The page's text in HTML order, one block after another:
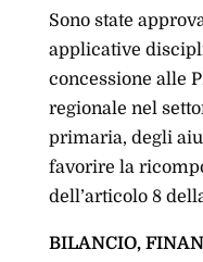
Sono state
applicative
concessione alle
regionale nel
primaria, degli
favorire la
dell’articolo 8
BILANCIO,